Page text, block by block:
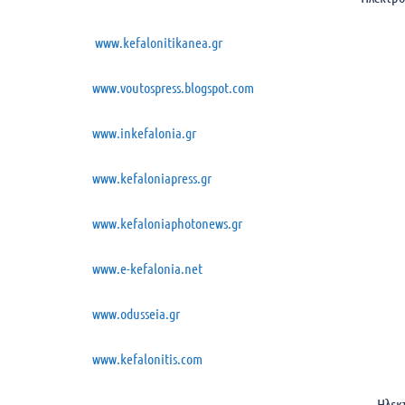
www.kefalonitikanea.gr
www.voutospress.blogspot.com
www.inkefalonia.gr
www.kefaloniapress.gr
www.kefaloniaphotonews.gr
www.e-kefalonia.net
www.odusseia.gr
www.kefalonitis.com